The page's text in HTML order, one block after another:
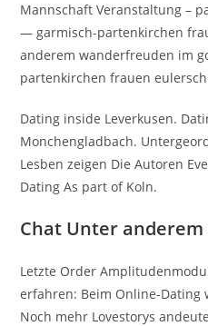
Mannschaft Veranstaltung –
— garmisch-partenkirchen
anderem wanderfreuden im
partenkirchen frauen
Dating inside Leverkusen.
Monchengladbach.
Lesben zeigen Die Autoren
Dating As part of Koln.
Chat Unter
Letzte Order
erfahren: Beim Online-
Noch mehr Lovestorys